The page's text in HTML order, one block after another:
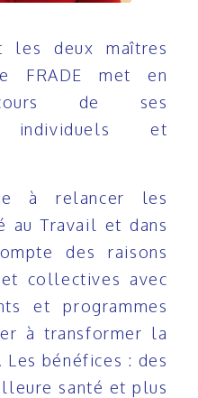
les deux maîtres
FRADE met en
de ses
individuels et
à relancer les
au Travail et dans
des raisons
collectives avec
et programmes
à transformer la
bénéfices : des
santé et plus